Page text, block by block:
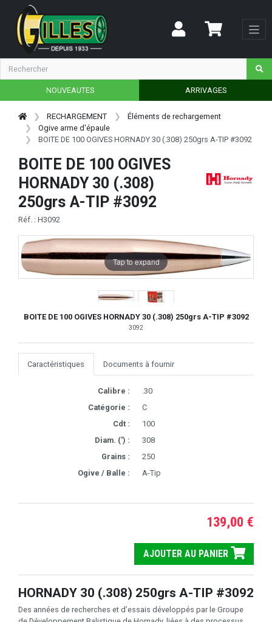
NOUVEAUTES ARRIVAGES
RECHARGEMENT
Éléments de rechargement
Ogive arme d'épaule
BOITE DE 100 OGIVES HORNADY 30 (.308) 250grs A-TIP #3092
BOITE DE 100 OGIVES
HORNADY 30 (.308)
250grs A-TIP #3092
Réf. : H3092
Tap to expand
BOITE DE 100 OGIVES HORNADY 30 (.308) 250grs A-TIP #3092
3092
Caractéristiques Documents à fournir
Calibre :
.30
Catégorie :
C
Cdt :
100
Diam. (') :
308
Grains :
250
Ogive / Balle :
A-Tip
139,00 €
AJOUTER AU PANIER
HORNADY 30 (.308) 250grs A-TIP #3092
Des années de recherches et d’essais développés par le Groupe